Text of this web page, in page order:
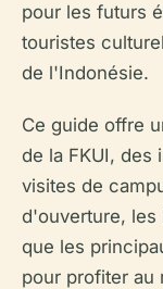
pour les futurs
touristes
de l'Indonésie.
Ce guide offre
de la FKUI, des
visites de
d'ouverture, les
que les
pour profiter au